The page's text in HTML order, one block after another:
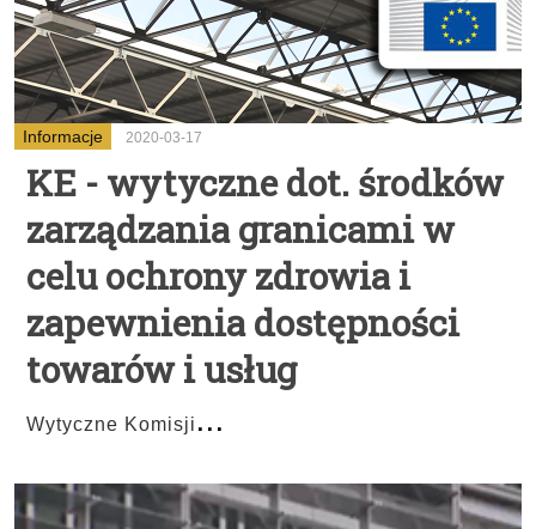
Informacje 2020-03-17
KE - wytyczne dot. środków
zarządzania granicami w
celu ochrony zdrowia i
zapewnienia dostępności
towarów i usług
Wytyczne Komisji ...